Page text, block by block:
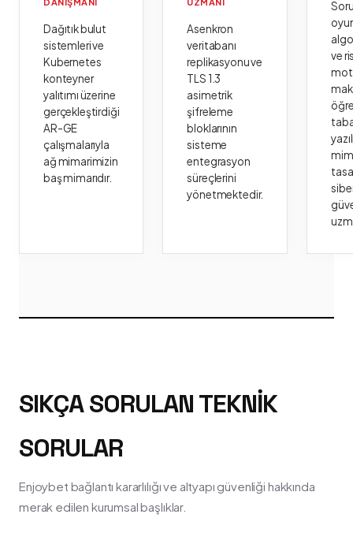
Dağıtık bulut
sistemleri ve
Kubernetes
konteyner
yalıtımı üzerine
gerçekleştirdiği
AR-GE
çalışmalarıyla
ağ mimarimizin
baş mimarıdır.
Asenkron
veritabanı
replikasyonu ve
TLS 1.3
asimetrik
şifreleme
bloklarının
sisteme
entegrasyon
süreçlerini
yönetmektedir.
ve
SIKÇA SORULAN TEKNIK
SORULAR
Enjoybet bağlantı kararlılığı ve altyapı güvenliği hakkında
merak edilen kurumsal başlıklar.